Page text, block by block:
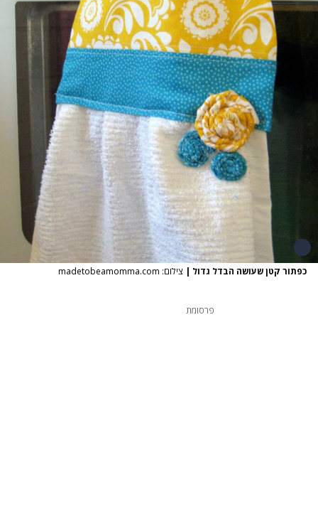
כפתור קטן שעושה הבדל גדול | צילום: madetobeamomma.com
פרסומת